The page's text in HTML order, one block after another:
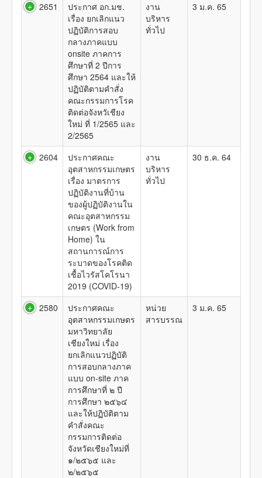
2651
ประกาศ อก.มช.
เรื่อง ยกเลิกแนว
ปฏิบัติการสอบ
กลางภาคแบบ
onsite ภาคการ
ศึกษาที่ 2 ปีการ
ศึกษา 2564 และให้
ปฏิบัติตามคำสั่ง
คณะกรรมการโรค
ติดต่อจังหวัเชียง
ใหม่ ที่ 1/2565 และ
2/2565
งาน
บริหาร
ทั่วไป
3 ม.ค. 65
2604
ประกาศคณะ
อุตสาหกรรมเกษตร
เรื่อง มาตรการ
ปฏิบัติงานที่บ้าน
ของผู้ปฏิบัติงานใน
คณะอุตสาหกรรม
เกษตร (Work from
Home) ใน
สถานการณ์การ
ระบาดของโรคติด
เชื้อไวรัสโคโรนา
2019 (COVID-19)
งาน
บริหาร
ทั่วไป
30 ธ.ค. 64
2580
ประกาศคณะ
อุตสาหกรรมเกษตร
มหาวิทยาลัย
เชียงใหม่ เรื่อง
ยกเลิกแนวปฏิบัติ
การสอบกลางภาค
แบบ on-site ภาค
การศึกษาที่ ๒ ปี
การศึกษา ๒๕๖๔
และให้ปฏิบัติตาม
คำสั่งคณะ
กรรมการติดต่อ
จังหวัดเชียงใหม่ที่
๑/๒๕๖๕ และ
๒/๒๕๖๕
หน่วย
สารบรรณ
3 ม.ค. 65